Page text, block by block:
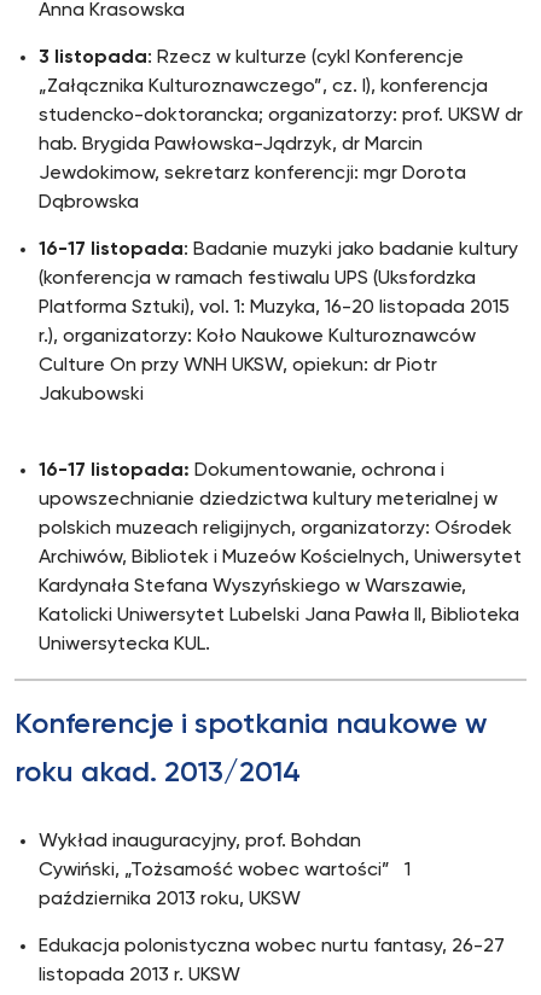
Anna Krasowska
3 listopada: Rzecz w kulturze (cykl Konferencje
„Załącznika Kulturoznawczego”, cz. I), konferencja
studencko-doktorancka; organizatorzy: prof. UKSW dr
hab. Brygida Pawłowska-Jądrzyk, dr Marcin
Jewdokimow, sekretarz konferencji: mgr Dorota
Dąbrowska
16-17 listopada: Badanie muzyki jako badanie kultury
(konferencja w ramach festiwalu UPS (Uksfordzka
Platforma Sztuki), vol. 1: Muzyka, 16-20 listopada 2015
r.), organizatorzy: Koło Naukowe Kulturoznawców
Culture On przy WNH UKSW, opiekun: dr Piotr
Jakubowski
16-17 listopada: Dokumentowanie, ochrona i
upowszechnianie dziedzictwa kultury meterialnej w
polskich muzeach religijnych, organizatorzy: Ośrodek
Archiwów, Bibliotek i Muzeów Kościelnych, Uniwersytet
Kardynała Stefana Wyszyńskiego w Warszawie,
Katolicki Uniwersytet Lubelski Jana Pawła II, Biblioteka
Uniwersytecka KUL.
Konferencje i spotkania naukowe w
roku akad. 2013/2014
Wykład inauguracyjny, prof. Bohdan
Cywiński, „Tożsamość wobec wartości” 1
października 2013 roku, UKSW
Edukacja polonistyczna wobec nurtu fantasy, 26-27
listopada 2013 r. UKSW